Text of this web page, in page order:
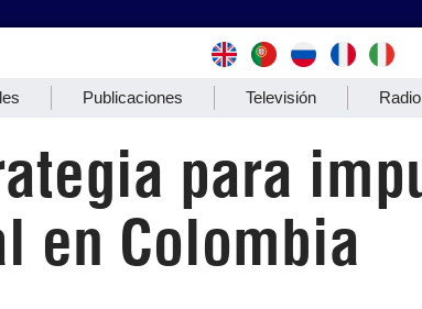
Publicaciones Televisión Radio
para
en Colombia